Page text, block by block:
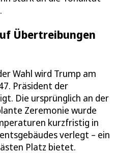
Übertreibungen
Wahl wird Trump am
Präsident der
Die ursprünglich an der
Zeremonie wurde
kurzfristig in
verlegt – ein
Platz bietet.